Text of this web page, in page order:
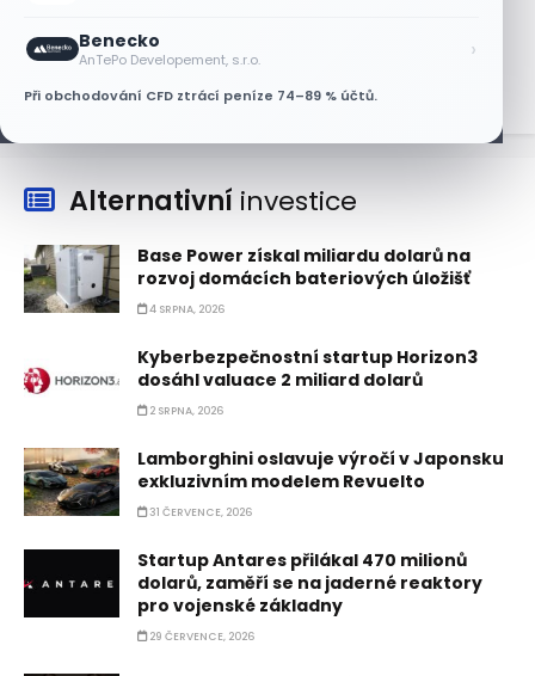
Benecko
AnTePo Developement, s.r.o. ›
Při obchodování CFD ztrácí peníze 74–89 % účtů.
7 SRPNA, 2026
Alternativní investice
Base Power získal miliardu dolarů na
rozvoj domácích bateriových úložišť
4 SRPNA, 2026
Kyberbezpečnostní startup Horizon3
dosáhl valuace 2 miliard dolarů
2 SRPNA, 2026
Lamborghini oslavuje výročí v Japonsku
exkluzivním modelem Revuelto
31 ČERVENCE, 2026
Startup Antares přilákal 470 milionů
dolarů, zaměří se na jaderné reaktory
pro vojenské základny
29 ČERVENCE, 2026